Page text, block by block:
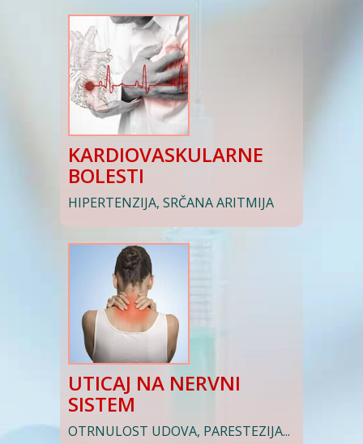
KARDIOVASKULARNE
BOLESTI
HIPERTENZIJA, SRČANA ARITMIJA
UTICAJ NA NERVNI
SISTEM
OTRNULOST UDOVA, PARESTEZIJA...